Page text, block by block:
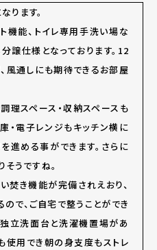
ります。
機能、トイレ専用手洗い場な
譲仕様となっております。12
風通しにも期待できるお部屋
理スペース・収納スペースも
・電子レンジもキッチン横に
進める事ができます。さらに
うですね。
焚き機能が完備されえおり、
で、ご自宅で整うことができ
立洗面台と洗濯機置場があ
使用でき朝の身支度もストレ